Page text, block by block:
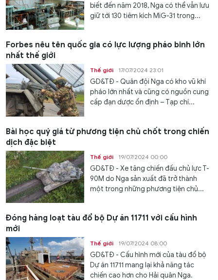
biết đến năm 2018, Nga có thể vẫn lưu
giữ tới 130 tiêm kích MiG-31 trong...
Forbes nêu tên quốc gia có lực lượng pháo binh lớn
nhất thế giới
Thế giới 17/07/2024 23:01
GD&TĐ - Quân đội Nga có kho vũ khí
pháo lớn nhất và cũng có nguồn cung
cấp đạn dược ổn định – Tạp chí...
Bài học quý giá từ phương tiện chủ chốt trong chiến
dịch đặc biệt
Thế giới 19/07/2024 00:00
GD&TĐ - Xe tăng chiến đấu chủ lực T-
90M do Nga sản xuất đã trở thành
một trong những phương tiện chủ...
Đóng hàng loạt tàu đổ bộ Dự án 11711 với cấu hình
mới
Thế giới 19/07/2024 08:00
GD&TĐ - Cấu hình mới của tàu đổ bộ
Dự án 11711 mang lại khả năng tác
chiến cao hơn cho Hải quân Nga.